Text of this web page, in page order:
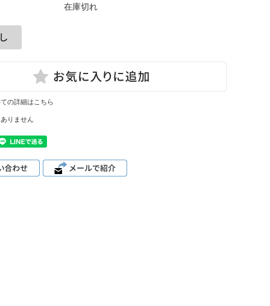
在庫切れ
の詳細はこちら
りません